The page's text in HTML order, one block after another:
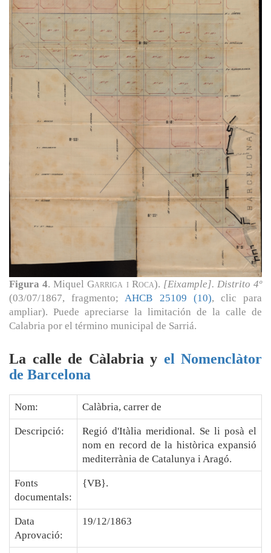
Figura 4. MiquelGarriga i Roca). [Eixample]. Distrito 4º
(03/07/1867, fragmento;AHCB 25109 (10), clic para
ampliar). Puede apreciarse la limitación de la calle de
Calabria por el término municipal de Sarriá.
La calle de Càlabria y el Nomenclàtor
de Barcelona
Nom: Calàbria, carrer de
Descripció:
Regió d'Itàlia meridional. Se li posà el
nom en record de la històrica expansió
mediterrània de Catalunya i Aragó.
Fonts
documentals:
{VB}.
Data
Aprovació:
19/12/1863